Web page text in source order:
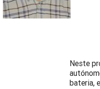
Neste
bateria,